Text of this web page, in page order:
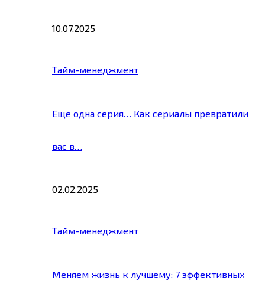
10.07.2025
Тайм-менеджмент
Ещё одна серия… Как сериалы превратили
вас в…
02.02.2025
Тайм-менеджмент
Меняем жизнь к лучшему: 7 эффективных